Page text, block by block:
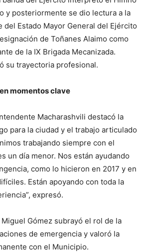
y posteriormente se dio lectura a la
del Estado Mayor General del Ejército
de Toñanes Alaimo como
de la IX Brigada Mecanizada.
su trayectoria profesional.
momentos clave
Macharashvili destacó la
para la ciudad y el trabajo articulado
trabajando siempre con el
un día menor. Nos están ayudando
como lo hicieron en 2017 y en
Están apoyando con toda la
expresó.
Miguel Gómez subrayó el rol de la
de emergencia y valoró la
con el Municipio.